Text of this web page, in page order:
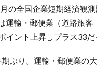
の全国企業短期経済観
運輸・郵便業（道路旅
ント上昇しプラス33だ
ぶり。運輸・郵便業の